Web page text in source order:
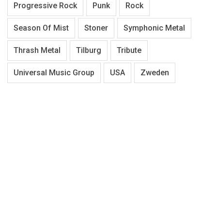
Progressive Rock Punk Rock
Season Of Mist Stoner Symphonic Metal
Thrash Metal Tilburg Tribute
Universal Music Group USA Zweden